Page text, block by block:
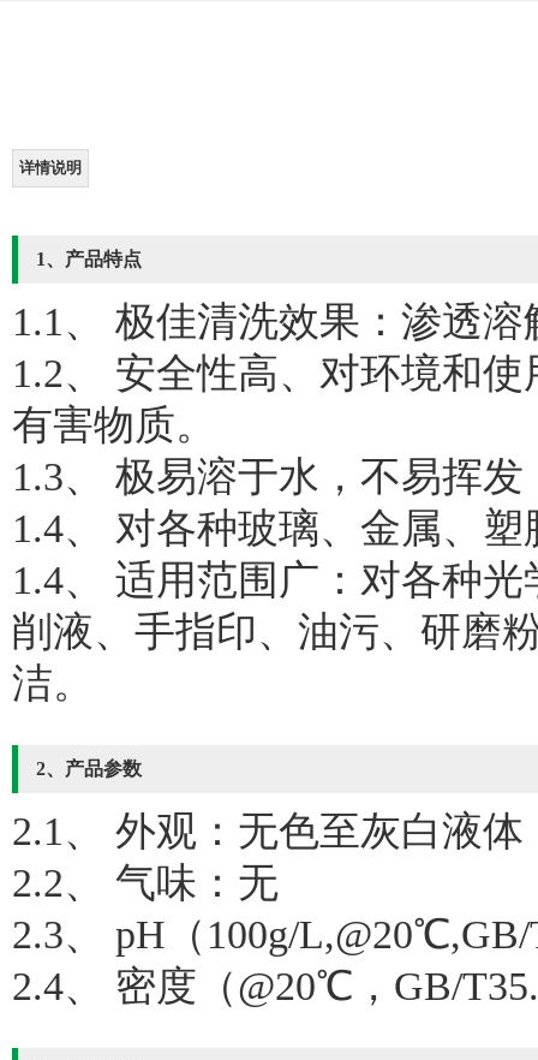
详情说明
1、产品特点
1.1、 极佳清洗效果：渗透
1.2、 安全性高、对环境和
有害物质。
1.3、 极易溶于水，不易挥
1.4、 对各种玻璃、金属、
1.4、 适用范围广：对各种
削液、手指印、油污、研磨
洁。
2、产品参数
2.1、 外观：无色至灰白液体
2.2、 气味：无
2.3、 pH（100g/L,@20℃,GB/
2.4、 密度（@20℃，GB/